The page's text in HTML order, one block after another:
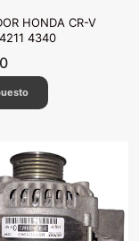
HONDA CR-V
4340